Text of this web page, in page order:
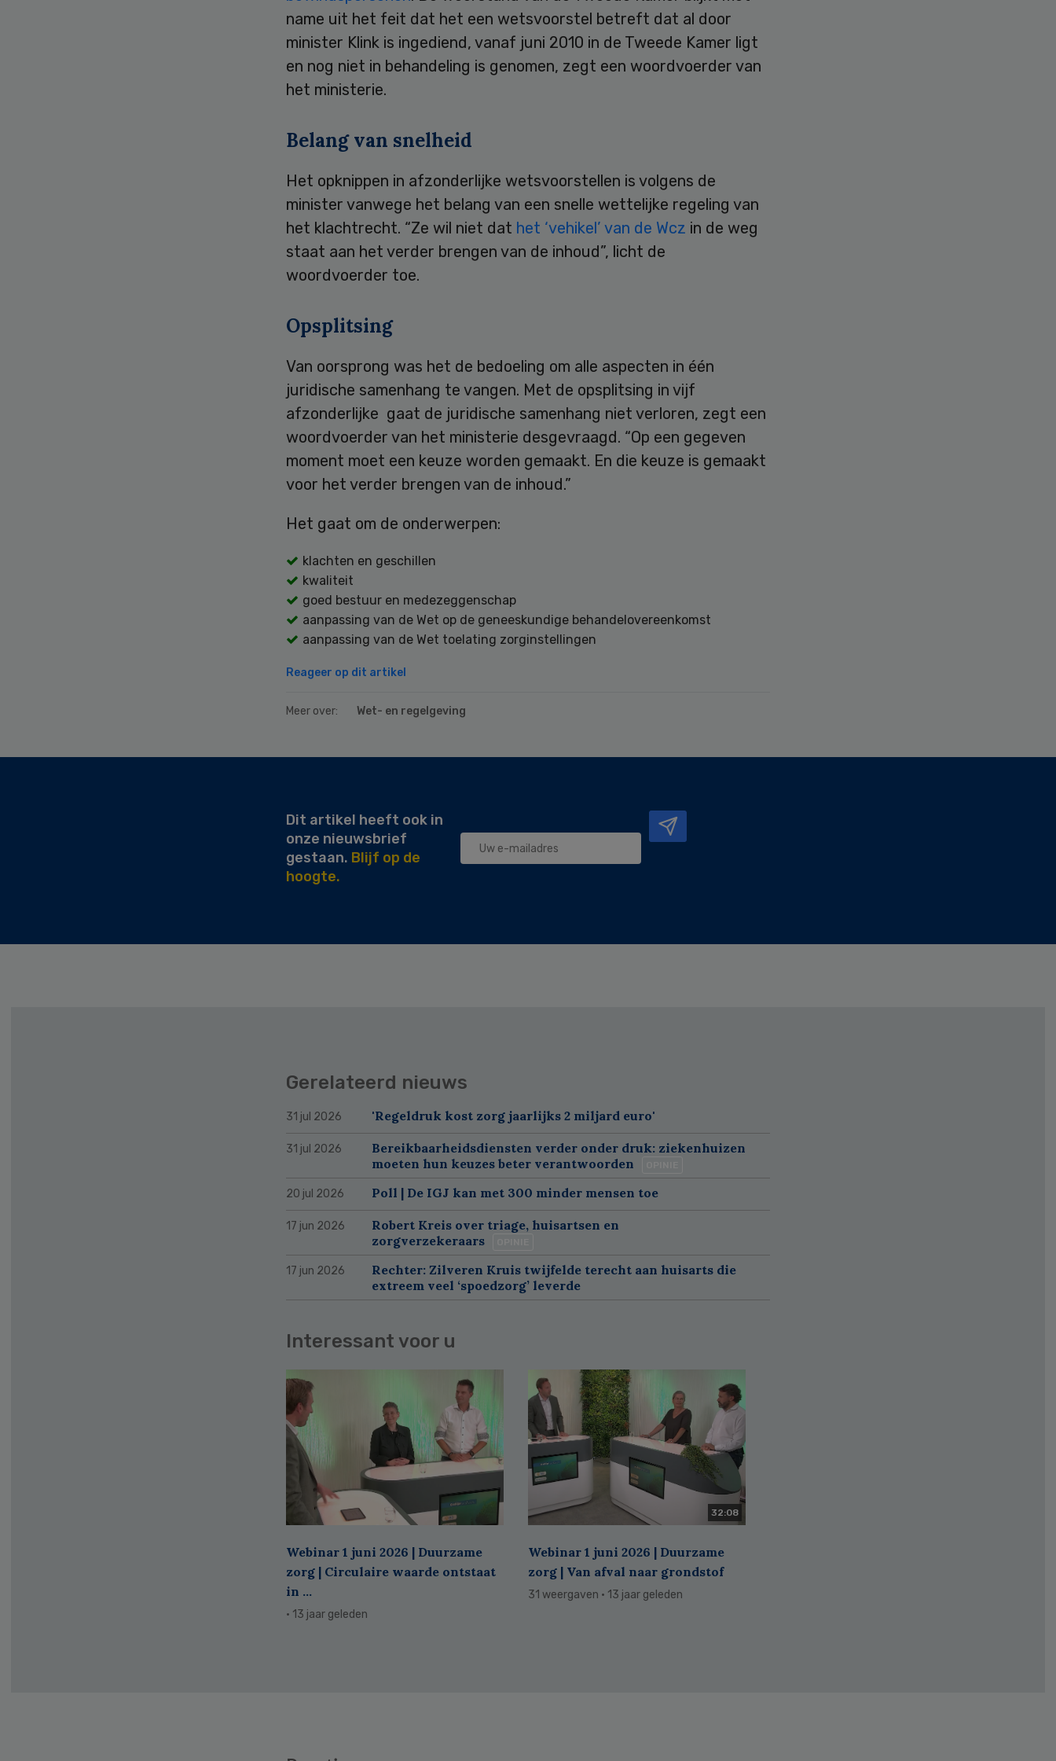
name uit het feit dat het een wetsvoorstel betreft dat al door
minister Klink is ingediend, vanaf juni 2010 in de Tweede Kamer ligt
en nog niet in behandeling is genomen, zegt een woordvoerder van
het ministerie.
Belang van snelheid
Het opknippen in afzonderlijke wetsvoorstellen is volgens de
minister vanwege het belang van een snelle wettelijke regeling van
het klachtrecht. “Ze wil niet dat het ‘vehikel’ van de Wcz in de weg
staat aan het verder brengen van de inhoud”, licht de
woordvoerder toe.
Opsplitsing
Van oorsprong was het de bedoeling om alle aspecten in één
juridische samenhang te vangen. Met de opsplitsing in vijf
afzonderlijke gaat de juridische samenhang niet verloren, zegt een
woordvoerder van het ministerie desgevraagd. “Op een gegeven
moment moet een keuze worden gemaakt. En die keuze is gemaakt
voor het verder brengen van de inhoud.”
Het gaat om de onderwerpen:
klachten en geschillen
kwaliteit
goed bestuur en medezeggenschap
aanpassing van de Wet op de geneeskundige behandelovereenkomst
aanpassing van de Wet toelating zorginstellingen
Reageer op dit artikel
Meer over: Wet- en regelgeving
Secondary
Dit artikel heeft ook in
onze nieuwsbrief
gestaan. Blijf op de
hoogte.
Gerelateerd nieuws
31 jul 2026 'Regeldruk kost zorg jaarlijks 2 miljard euro'
31 jul 2026
Bereikbaarheidsdiensten verder onder druk: ziekenhuizen
moeten hun keuzes beter verantwoorden
20 jul 2026 Poll | De IGJ kan met 300 minder mensen toe
17 jun 2026
Robert Kreis over triage, huisartsen en
zorgverzekeraars
17 jun 2026
Rechter: Zilveren Kruis twijfelde terecht aan huisarts die
extreem veel ‘spoedzorg’ leverde
Interessant voor u
Webinar 1 juni 2026 | Duurzame
zorg | Circulaire waarde ontstaat
in ...
· 13 jaar geleden
32:08
Webinar 1 juni 2026 | Duurzame
zorg | Van afval naar grondstof
31 weergaven · 13 jaar geleden